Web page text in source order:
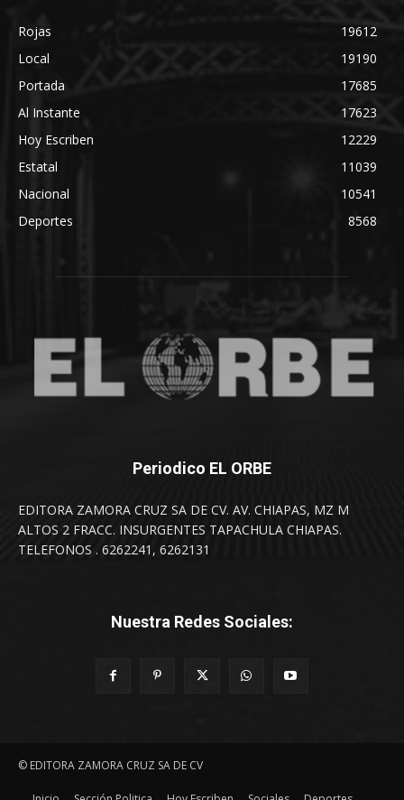
Rojas
19612
Local
19190
Portada
17685
Al Instante
17623
Hoy Escriben
12229
Estatal
11039
Nacional
10541
Deportes
8568
Periodico EL ORBE
EDITORA ZAMORA CRUZ SA DE CV. AV. CHIAPAS, MZ M
ALTOS 2 FRACC. INSURGENTES TAPACHULA CHIAPAS.
TELEFONOS . 6262241, 6262131
Nuestra Redes Sociales:
© EDITORA ZAMORA CRUZ SA DE CV